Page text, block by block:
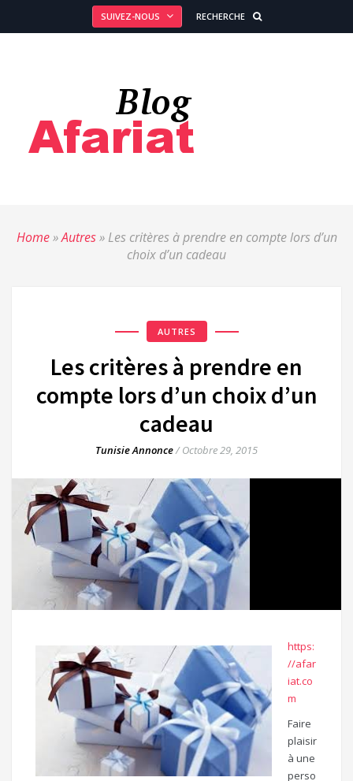
SUIVEZ-NOUS RECHERCHE
Home»Autres» Les critères à prendre en compte lors d’un
choix d’un cadeau
AUTRES
Les critères à prendre en
compte lors d’un choix d’un
cadeau
Tunisie Annonce/Octobre 29, 2015
https:
//afar
iat.co
m
Faire
plaisir
à une
perso